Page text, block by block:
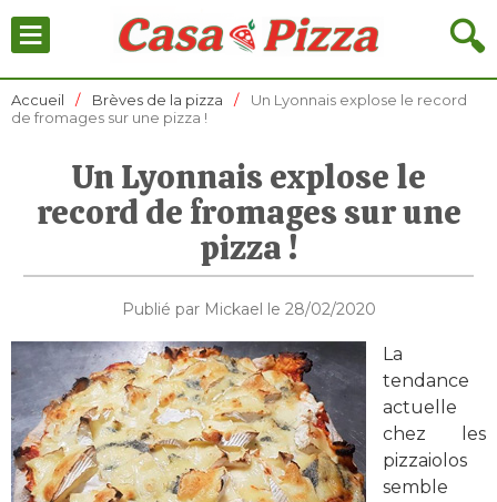
🔍
≡
Accueil Brèves de la pizza
Un Lyonnais explose le record
de fromages sur une pizza !
Un Lyonnais explose le
record de fromages sur une
pizza !
Publié par Mickael le 28/02/2020
La
tendance
actuelle
chez les
pizzaiolos
semble